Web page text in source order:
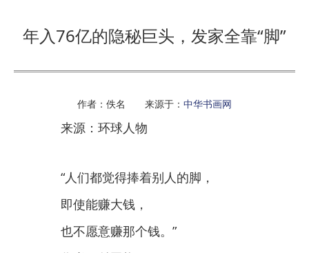
年入76亿的隐秘巨头，发家全靠“脚”
作者：佚名 来源于： 中华书画网
来源：环球人物
“人们都觉得捧着别人的脚，
即使能赚大钱，
也不愿意赚那个钱。”